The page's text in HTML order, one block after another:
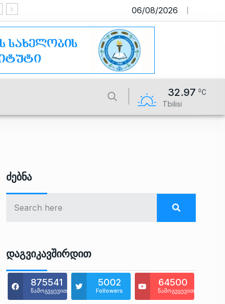
საიტი მუშაობს სატესტო რეჟიმში
06/08/2026
32.97
Tbilisi
Ძებნა
Დაგვიკავშირდით
875541
წამოგვყევით
5002
Followers
64500
წამოგვყევით